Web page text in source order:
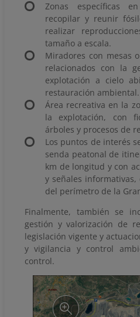
Zonas específicas
recopilar y reunir
realizar
tamaño a escala.
Miradores con mesas
relacionados con la
explotación a cielo
restauración ambiental.
Área recreativa en la
la explotación, con
árboles y procesos de
Los puntos de interés
senda peatonal de
km de longitud y con
y señales
del perímetro de la
Finalmente, también se
gestión y valorización de
legislación vigente y
y vigilancia y control
control.